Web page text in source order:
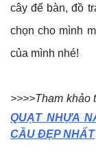
cây để bàn, đồ
chọn cho mình
của mình nhé!
>>>>Tham khảo
QUẠT NHỰA
CẦU ĐẸP NHẤT